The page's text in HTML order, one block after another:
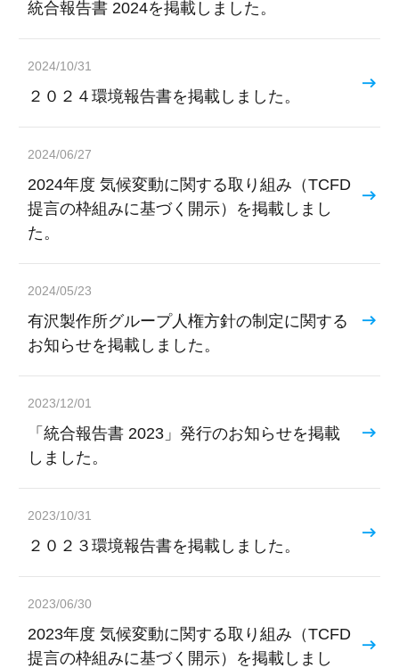
統合報告書 2024を掲載しました。
2024/10/31
２０２４環境報告書を掲載しました。
2024/06/27
2024年度 気候変動に関する取り組み（TCFD
提言の枠組みに基づく開示）を掲載しまし
た。
2024/05/23
有沢製作所グループ人権方針の制定に関する
お知らせを掲載しました。
2023/12/01
「統合報告書 2023」発行のお知らせを掲載
しました。
2023/10/31
２０２３環境報告書を掲載しました。
2023/06/30
2023年度 気候変動に関する取り組み（TCFD
提言の枠組みに基づく開示）を掲載しまし